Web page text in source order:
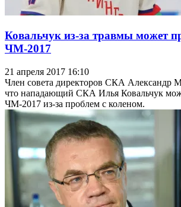
Ковальчук из-за травмы может
ЧМ-2017
21 апреля 2017 16:10
Член совета директоров СКА Александр
что нападающий СКА Илья Ковальчук
ЧМ-2017 из-за проблем с коленом.